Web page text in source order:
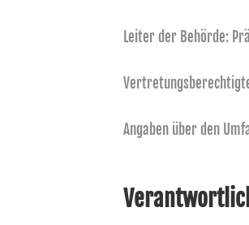
Leiter der Behörde:
Angaben über den